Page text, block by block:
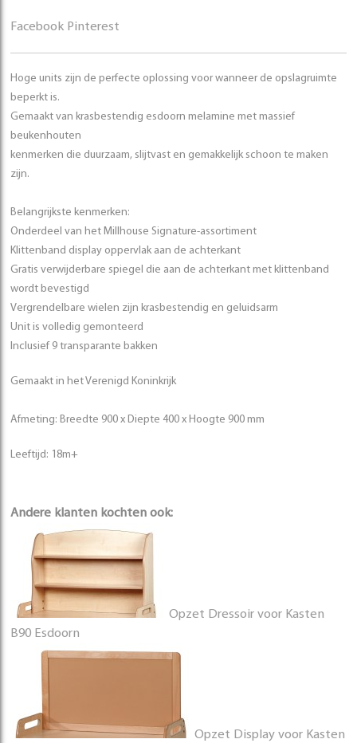
Facebook Pinterest
Hoge units zijn de perfecte oplossing voor wanneer de opslagruimte
beperkt is.
Gemaakt van krasbestendig esdoorn melamine met massief
beukenhouten
kenmerken die duurzaam, slijtvast en gemakkelijk schoon te maken
zijn.
Belangrijkste kenmerken:
Onderdeel van het Millhouse Signature-assortiment
Klittenband display oppervlak aan de achterkant
Gratis verwijderbare spiegel die aan de achterkant met klittenband
wordt bevestigd
Vergrendelbare wielen zijn krasbestendig en geluidsarm
Unit is volledig gemonteerd
Inclusief 9 transparante bakken
Gemaakt in het Verenigd Koninkrijk
Afmeting: Breedte 900 x Diepte 400 x Hoogte 900 mm
Leeftijd: 18m+
Andere klanten kochten ook:
Opzet Dressoir voor Kasten
B90 Esdoorn
Opzet Display voor Kasten